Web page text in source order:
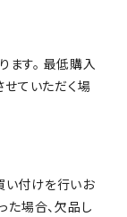
す。 最低購入
ていただく場
い付けを行いお
場合、欠品し